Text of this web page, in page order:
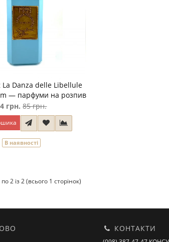
La Danza delle Libellule
— парфуми на розпив
грн. 85 грн.
В наявності
2 із 2 (всього 1 сторінок)
КОНТАКТИ